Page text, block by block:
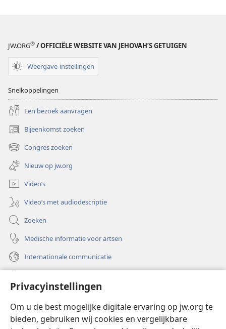
Privacyinstellingen
Om u de best mogelijke digitale ervaring op jw.org te
bieden, gebruiken wij cookies en vergelijkbare
JW.ORG® / OFFICIËLE WEBSITE VAN JEHOVAH’S GETUIGEN
Weergave-instellingen
Snelkoppelingen
Een bezoek aanvragen
Bijeenkomst zoeken
(opent
nieuw
venster)
Congres zoeken
(opent
nieuw
venster)
Nieuw op jw.org
Video’s
Video’s met audiodescriptie
Zoeken
Medische informatie voor artsen
Internationale communicatie
(opent
nieuw
venster)